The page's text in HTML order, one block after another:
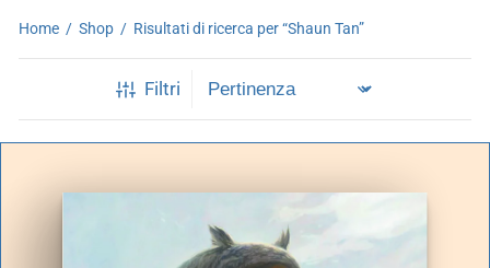
Home / Shop / Risultati di ricerca per “Shaun Tan”
Filtri
DI LETTURA